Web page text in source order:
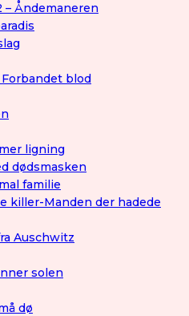
– Åndemaneren
Forbandet blod
ligning
dødsmasken
familie
killer-Manden der hadede
Auschwitz
solen
dø